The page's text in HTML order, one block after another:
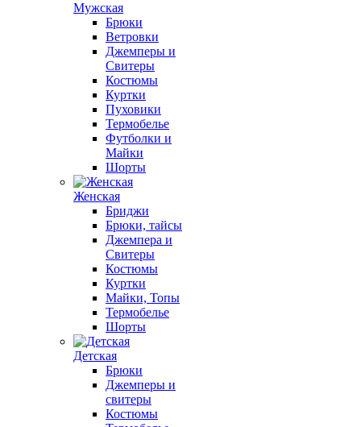
Мужская
Брюки
Ветровки
Джемперы и
Свитеры
Костюмы
Куртки
Пуховики
Термобелье
Футболки и
Майки
Шорты
Женская
Бриджи
Брюки, тайсы
Джемпера и
Свитеры
Костюмы
Куртки
Майки, Топы
Термобелье
Шорты
Детская
Брюки
Джемперы и
свитеры
Костюмы